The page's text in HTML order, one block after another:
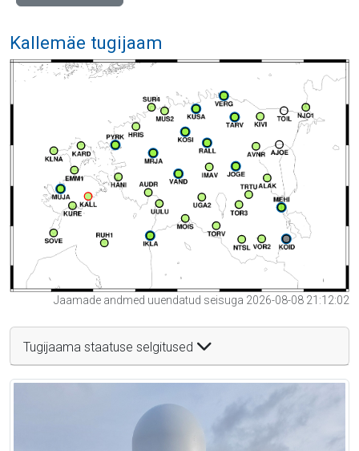
Kallemäe tugijaam
Jaamade andmed uuendatud seisuga 2026-08-08 21:12:02
Tugijaama staatuse selgitused